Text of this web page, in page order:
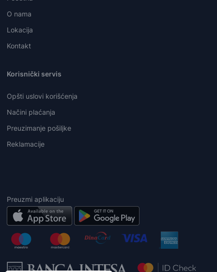
O nama
Lokacija
Kontakt
Korisnički servis
Opšti uslovi korišćenja
Načini plaćanja
Preuzimanje pošiljke
Reklamacije
Preuzmi aplikaciju